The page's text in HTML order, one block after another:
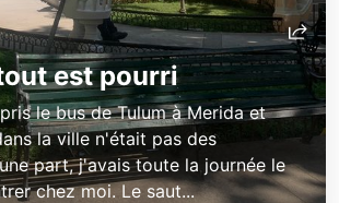
est pourri
le bus de Tulum à Merida et
la ville n'était pas des
part, j'avais toute la journée le
chez moi. Le saut...